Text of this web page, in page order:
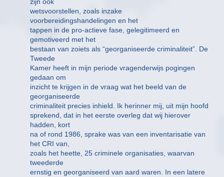
wetsvoorstellen, zoals inzake
voorbereidingshandelingen en het
tappen in de pro-actieve fase, gelegitimeerd en
gemotiveerd met het
bestaan van zoiets als “georganiseerde criminaliteit”. De
Tweede
Kamer heeft in mijn periode vragenderwijs pogingen
gedaan om
inzicht te krijgen in de vraag wat het beeld van de
georganiseerde
criminaliteit precies inhield. Ik herinner mij, uit mijn hoofd
sprekend, dat in het eerste overleg dat wij hierover
hadden, kort
na of rond 1986, sprake was van een inventarisatie van
het CRI van,
zoals het heette, 25 criminele organisaties, waarvan
tweederde
ernstig en georganiseerd van aard waren. In een latere